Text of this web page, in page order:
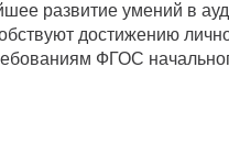
развитие умений в
достижению
ФГОС